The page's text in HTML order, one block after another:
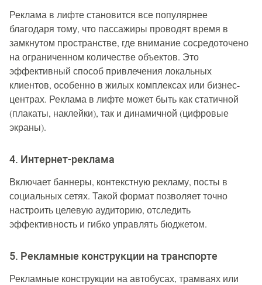
Реклама в лифте становится все популярнее
благодаря тому, что пассажиры проводят время в
замкнутом пространстве, где внимание сосредоточено
на ограниченном количестве объектов. Это
эффективный способ привлечения локальных
клиентов, особенно в жилых комплексах или бизнес-
центрах. Реклама в лифте может быть как статичной
(плакаты, наклейки), так и динамичной (цифровые
экраны).
4. Интернет-реклама
Включает баннеры, контекстную рекламу, посты в
социальных сетях. Такой формат позволяет точно
настроить целевую аудиторию, отследить
эффективность и гибко управлять бюджетом.
5. Рекламные конструкции на транспорте
Рекламные конструкции на автобусах, трамваях или